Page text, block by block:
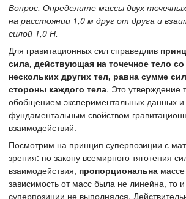
Вопрос. Определите массы двух
на расстоянии 1,0 м друг от друга и
силой 1,0 Н.
Для гравитационных сил справедлив
сила, действующая на точечное тело
нескольких других тел, равна сумме
стороны каждого тела. Это утверждение
обобщением экспериментальных данных и
фундаментальным свойством
взаимодействий.
Посмотрим на принцип суперпозиции с
зрения: по закону всемирного тяготения
взаимодействия, пропорциональна
зависимость от масс была не линейна, то
суперпозиции не выполнялся.